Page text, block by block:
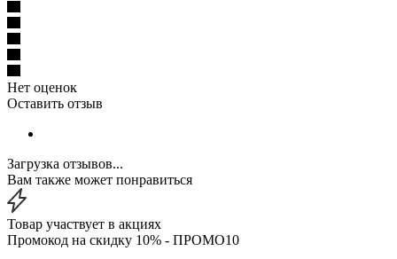
Нет оценок
Оставить отзыв
Загрузка отзывов...
Вам также может понравиться
Товар участвует в акциях
Промокод на скидку 10% - ПРОМО10